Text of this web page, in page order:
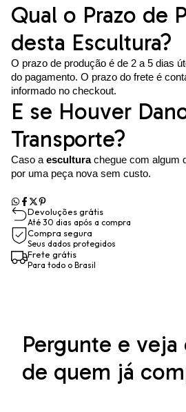
Qual o Prazo de
desta Escultura?
O prazo de produção é de 2 a 5 dias
do pagamento. O prazo do frete é
informado no checkout.
E se Houver
Transporte?
Caso a esculturachegue com algum
por uma peça nova sem custo.
Devoluções grátis
Até 30 dias após a compra
Compra segura
Seus dados protegidos
Frete grátis
Para todo o Brasil
Pergunte e veja
de quem já